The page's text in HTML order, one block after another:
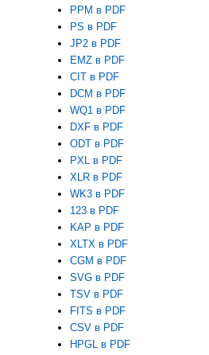
PPM в PDF
PS в PDF
JP2 в PDF
EMZ в PDF
CIT в PDF
DCM в PDF
WQ1 в PDF
DXF в PDF
ODT в PDF
PXL в PDF
XLR в PDF
WK3 в PDF
123 в PDF
KAP в PDF
XLTX в PDF
CGM в PDF
SVG в PDF
TSV в PDF
FITS в PDF
CSV в PDF
HPGL в PDF